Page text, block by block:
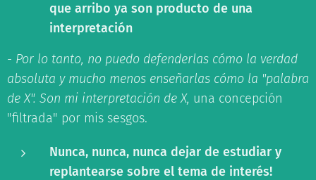
que arribo ya son producto de una
interpretación
- Por lo tanto, no puedo defenderlas cómo la verdad
absoluta y mucho menos enseñarlas cómo la "palabra
de X". Son mi interpretación de X, una concepción
"filtrada" por mis sesgos.
Nunca, nunca, nunca dejar de estudiar y
replantearse sobre el tema de interés!